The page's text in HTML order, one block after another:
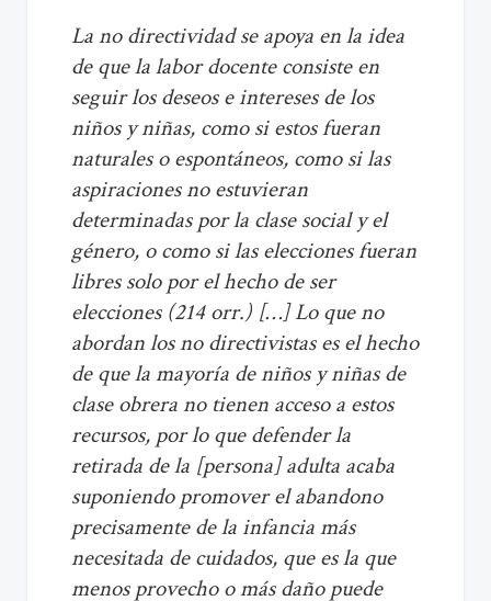
La no directividad se apoya en la idea
de que la labor docente consiste en
seguir los deseos e intereses de los
niños y niñas, como si estos fueran
naturales o espontáneos, como si las
aspiraciones no estuvieran
determinadas por la clase social y el
género, o como si las elecciones fueran
libres solo por el hecho de ser
elecciones (214 orr.) […] Lo que no
abordan los no directivistas es el hecho
de que la mayoría de niños y niñas de
clase obrera no tienen acceso a estos
recursos, por lo que defender la
retirada de la [persona] adulta acaba
suponiendo promover el abandono
precisamente de la infancia más
necesitada de cuidados, que es la que
menos provecho o más daño puede